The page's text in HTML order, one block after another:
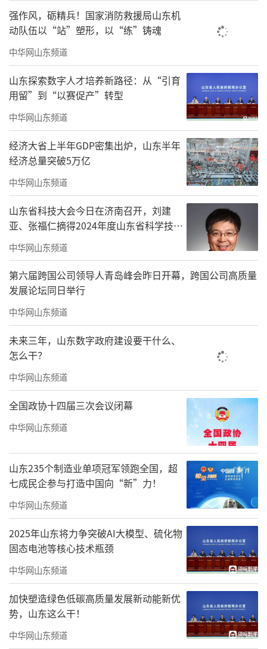
校研究生，中共党员。现任淄博市副市长兼淄
博高新技术产业开发区党工委书记，拟进一步
使用。（来源：
责任编辑：陈雅雯
强作风，砺精兵！国家消防救援局山东机
动队伍以“站”塑形，以“练”铸魂
中华网山东频道
山东探索数字人才培养新路径：从“引育
用留”到“以赛促产”转型
中华网山东频道
经济大省上半年GDP密集出炉，山东半年
经济总量突破5万亿
中华网山东频道
山东省科技大会今日在济南召开，刘建
亚、张福仁摘得2024年度山东省科学技术
奖最高奖！
中华网山东频道
第六届跨国公司领导人青岛峰会昨日开幕，跨国公司高质量
发展论坛同日举行
中华网山东频道
未来三年，山东数字政府建设要干什么、
怎么干？
中华网山东频道
全国政协十四届三次会议闭幕
中华网山东频道
山东235个制造业单项冠军领跑全国，超
七成民企参与打造中国向“新”力！
中华网山东频道
2025年山东将力争突破AI大模型、硫化物
固态电池等核心技术瓶颈
中华网山东频道
加快塑造绿色低碳高质量发展新动能新优
势，山东这么干！
中华网山东频道